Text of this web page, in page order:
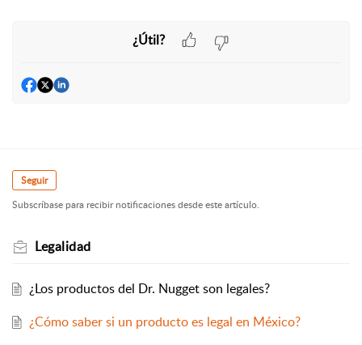
¿Útil?
Seguir
Subscríbase para recibir notificaciones desde este artículo.
Legalidad
¿Los productos del Dr. Nugget son legales?
¿Cómo saber si un producto es legal en México?